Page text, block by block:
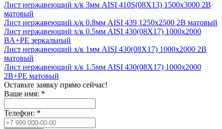
Лист нержавеющий х/к 3мм AISI 410S(08X13) 1500х3000 2B
матовый
Лист нержавеющий х/к 0.8мм AISI 439 1250х2500 2B матовый
Лист нержавеющий х/к 0.5мм AISI 430(08X17) 1000х2000
BA+PE зеркальный
Лист нержавеющий х/к 1мм AISI 430(08X17) 1000х2000 2B
матовый
Лист нержавеющий х/к 1.5мм AISI 430(08X17) 1000х2000
2B+PE матовый
Оставьте заявку прямо сейчас!
Ваше имя: *
Телефон: *